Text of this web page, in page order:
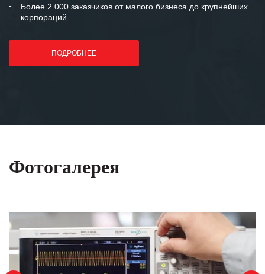
Более 2 000 заказчиков от малого бизнеса до крупнейших
корпораций
ПОДРОБНЕЕ
Фотогалерея